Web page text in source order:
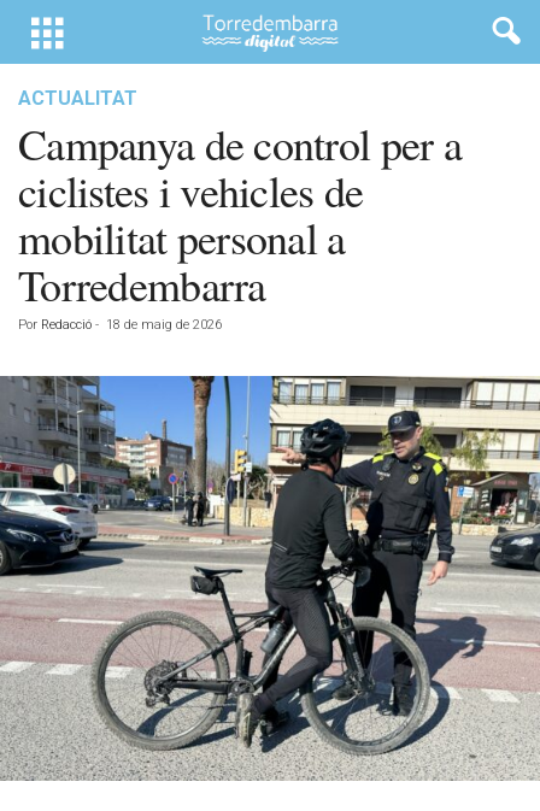
ACTUALITAT
Campanya de control per a
ciclistes i vehicles de
mobilitat personal a
Torredembarra
Por Redacció - 18 de maig de 2026